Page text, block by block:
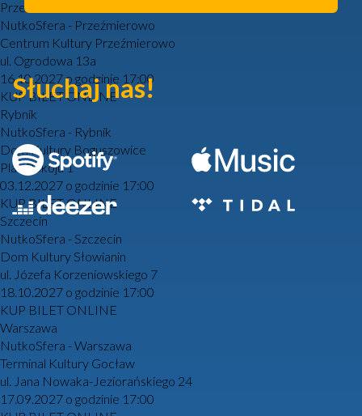
Przeźmierowo k. Poznania
NutkoSfera - Przeźmierowo
Centrum Kultury Przeźmierowo
ul. Ogrodowa 13a
16.10.2027 o godzinie 17:00
KUP BILET ONLINE
Rybnik
NutkoSfera - Rybnik
Dom Kultury Boguszowice
Plac Pokoju 1
03.12.2027 o godzinie 17:00
KUP BILET ONLINE
Szczecin
NutkoSfera - Szczecin
Dom Kultury Słowianin
ul. Józefa Korzeniowskiego 7
18.10.2027 o godzinie 17:00
KUP BILET ONLINE
Warszawa
NutkoSfera - Warszawa
Terminal Kultury Gocław
ul. Jana Nowaka-Jeziorańskiego 24
17.09.2027 o godzinie 17:00
Słuchaj nas!